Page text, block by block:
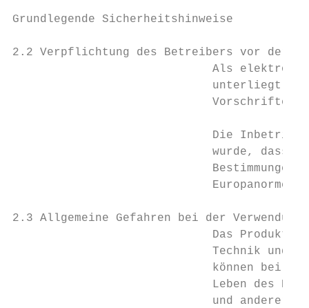
Grundlegende Sicherheitshinweise
2.2 Verpflichtung des Betreibers vor der
Als
unterliegt
Vorschriften
Die
wurde, dass
Bestimmungen
Europanormen
2.3 Allgemeine Gefahren bei der Verwendung
Das Produkt,
Technik und
können bei
Leben des
und anderer